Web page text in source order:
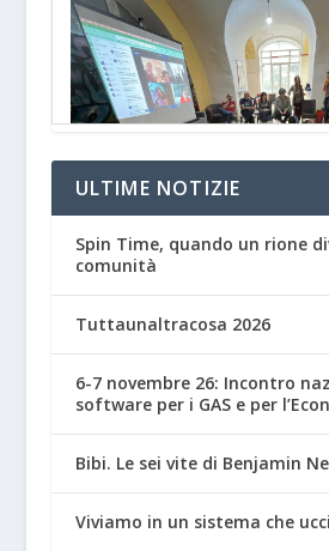
ULTIME NOTIZIE
Spin Time, quando un rione
comunità
Tuttaunaltracosa 2026
6-7 novembre 26: Incontro
software per i GAS e per
Bibi. Le sei vite di Benjamin
Viviamo in un sistema che